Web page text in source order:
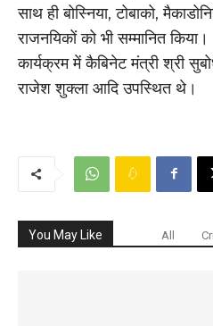
साथ ही बोस्निया, टोबाको,
राजनयिकों को भी सम्मानित किया।
कार्यक्रम में कैबिनेट मंत्री श्री
राजेश शुक्ला आदि उपस्थित थे।
You May Like All